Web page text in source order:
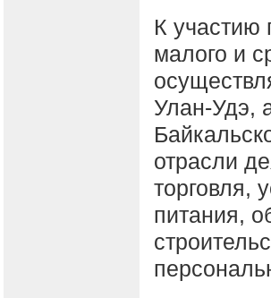
К участию
малого и
Улан-Удэ,
отрасли
торговля,
питания,